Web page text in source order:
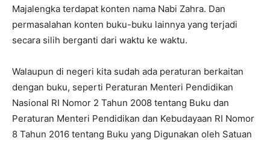
Majalengka terdapat konten nama Nabi Zahra. Dan
permasalahan konten buku-buku lainnya yang terjadi
secara silih berganti dari waktu ke waktu.
Walaupun di negeri kita sudah ada peraturan berkaitan
dengan buku, seperti Peraturan Menteri Pendidikan
Nasional RI Nomor 2 Tahun 2008 tentang Buku dan
Peraturan Menteri Pendidikan dan Kebudayaan RI Nomor
8 Tahun 2016 tentang Buku yang Digunakan oleh Satuan